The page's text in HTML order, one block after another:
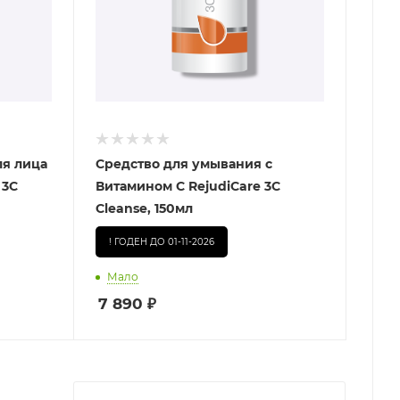
лица
Средство для умывания с
Витамином С RejudiCare 3C
Cleanse, 150мл
! ГОДЕН ДО 01-11-2026
Мало
7 890 ₽